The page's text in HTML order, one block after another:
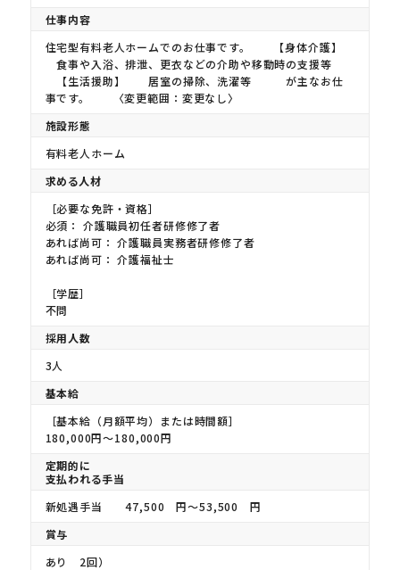
仕事内容
住宅型有料老人ホームでのお仕事です。 【身体介護】
食事や入浴、排泄、更衣などの介助や移動時の支援等
【生活援助】 居室の掃除、洗濯等 が主なお仕
事です。 〈変更範囲：変更なし〉
施設形態
有料老人ホーム
求める人材
［必要な免許・資格］
必須： 介護職員初任者研修修了者
あれば尚可： 介護職員実務者研修修了者
あれば尚可： 介護福祉士
［学歴］
不問
採用人数
3人
基本給
［基本給（月額平均）または時間額］
180,000円〜180,000円
定期的に
支払われる手当
新処遇手当 47,500 円〜53,500 円
賞与
あり 2回）